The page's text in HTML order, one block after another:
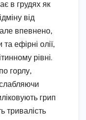
в грудях як
від
але впевнено,
ефірні олії,
рівні.
горлу,
грип
тривалість